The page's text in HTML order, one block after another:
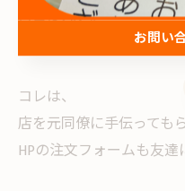
ロゴは丸い。
カレーの器も丸い。
コレは、
店を元同僚に手伝っても
HPの注文フォームも友達
お問い
お問い